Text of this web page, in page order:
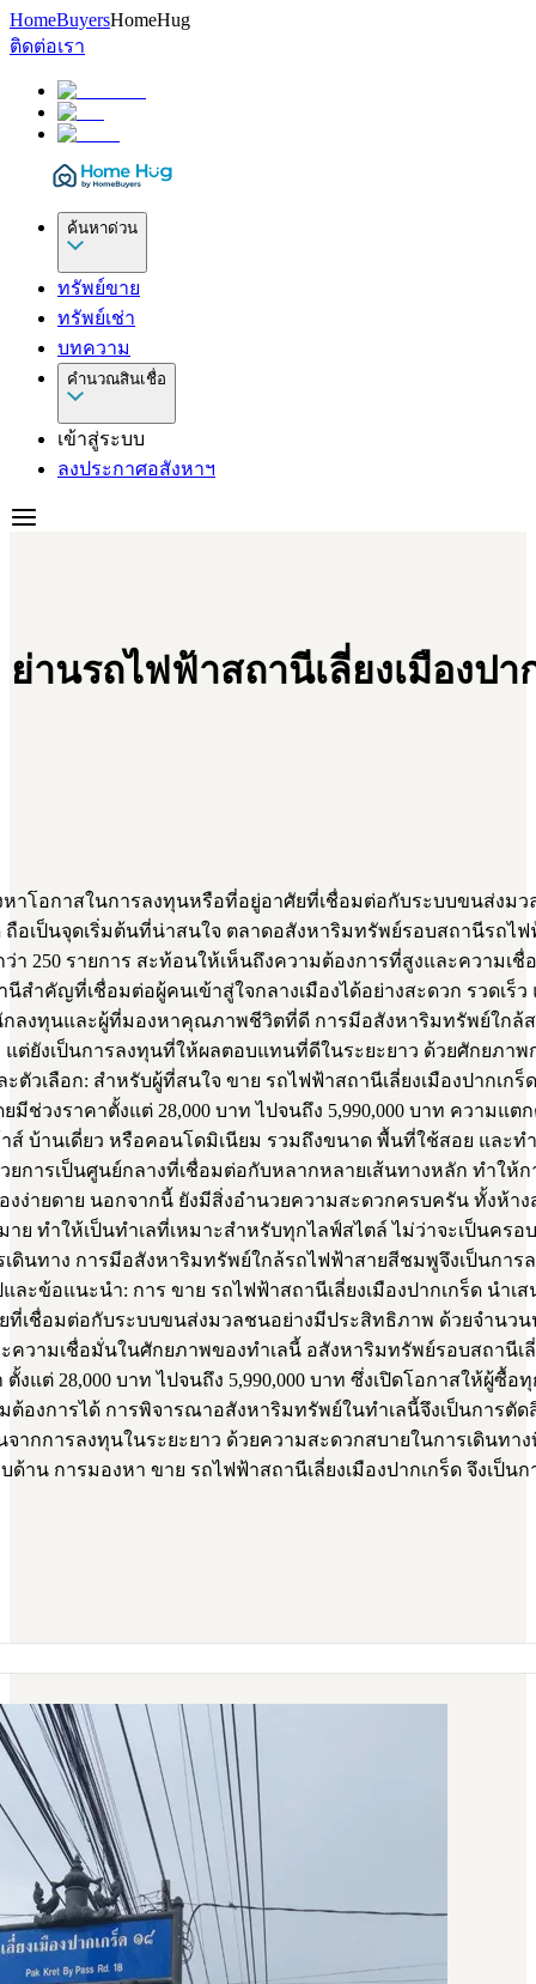
HomeBuyersHomeHug
ติดต่อเรา
ค้นหาด่วน
ทรัพย์ขาย
ทรัพย์เช่า
บทความ
คำนวณสินเชื่อ
เข้าสู่ระบบ
ลงประกาศอสังหาฯ
านรถไฟฟ้าสถานีเลี่ยงเมืองปา
าโอกาสในการลงทุนหรือที่อยู่อาศัยที่เชื่อมต่อกับระบบขนส่งม
ถือเป็นจุดเริ่มต้นที่น่าสนใจ ตลาดอสังหาริมทรัพย์รอบสถานีรถ
า 250 รายการ สะท้อนให้เห็นถึงความต้องการที่สูงและความเ
นีสำคัญที่เชื่อมต่อผู้คนเข้าสู่ใจกลางเมืองได้อย่างสะดวก รวดเร็
ลงทุนและผู้ที่มองหาคุณภาพชีวิตที่ดี การมีอสังหาริมทรัพย์ใกล้ส
แต่ยังเป็นการลงทุนที่ให้ผลตอบแทนที่ดีในระยะยาว ด้วยศักยภา
วเลือก: สำหรับผู้ที่สนใจ ขาย รถไฟฟ้าสถานีเลี่ยงเมืองปากเก
ช่วงราคาตั้งแต่ 28,000 บาท ไปจนถึง 5,990,000 บาท ความแ
ส์ บ้านเดี่ยว หรือคอนโดมิเนียม รวมถึงขนาด พื้นที่ใช้สอย และท
ยการเป็นศูนย์กลางที่เชื่อมต่อกับหลากหลายเส้นทางหลัก ทำให้
งง่ายดาย นอกจากนี้ ยังมีสิ่งอำนวยความสะดวกครบครัน ทั้งห้า
ย ทำให้เป็นทำเลที่เหมาะสำหรับทุกไลฟ์สไตล์ ไม่ว่าจะเป็นคร
ดินทาง การมีอสังหาริมทรัพย์ใกล้รถไฟฟ้าสายสีชมพูจึงเป็นกา
ละข้อแนะนำ: การ ขาย รถไฟฟ้าสถานีเลี่ยงเมืองปากเกร็ด นำ
เชื่อมต่อกับระบบขนส่งมวลชนอย่างมีประสิทธิภาพ ด้วยจำนวน
วามเชื่อมั่นในศักยภาพของทำเลนี้ อสังหาริมทรัพย์รอบสถานีเ
งแต่ 28,000 บาท ไปจนถึง 5,990,000 บาท ซึ่งเปิดโอกาสให้ผู้ซื้
องการได้ การพิจารณาอสังหาริมทรัพย์ในทำเลนี้จึงเป็นการตั
กการลงทุนในระยะยาว ด้วยความสะดวกสบายในการเดินทา
าน การมองหา ขาย รถไฟฟ้าสถานีเลี่ยงเมืองปากเกร็ด จึงเป็น